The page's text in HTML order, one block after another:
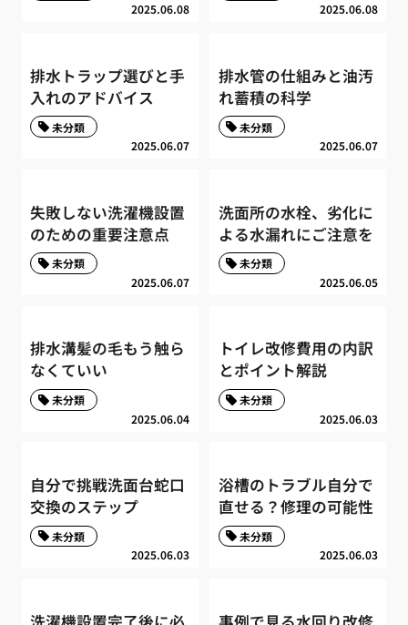
2025.06.08 2025.06.08
排水トラップ選びと手
入れのアドバイス
2025.06.07
未分類
排水管の仕組みと油汚
れ蓄積の科学
2025.06.07
未分類
失敗しない洗濯機設置
のための重要注意点
2025.06.07
未分類
洗面所の水栓、劣化に
よる水漏れにご注意を
2025.06.05
未分類
排水溝髪の毛もう触ら
なくていい
2025.06.04
未分類
トイレ改修費用の内訳
とポイント解説
2025.06.03
未分類
自分で挑戦洗面台蛇口
交換のステップ
2025.06.03
未分類
浴槽のトラブル自分で
直せる？修理の可能性
2025.06.03
未分類